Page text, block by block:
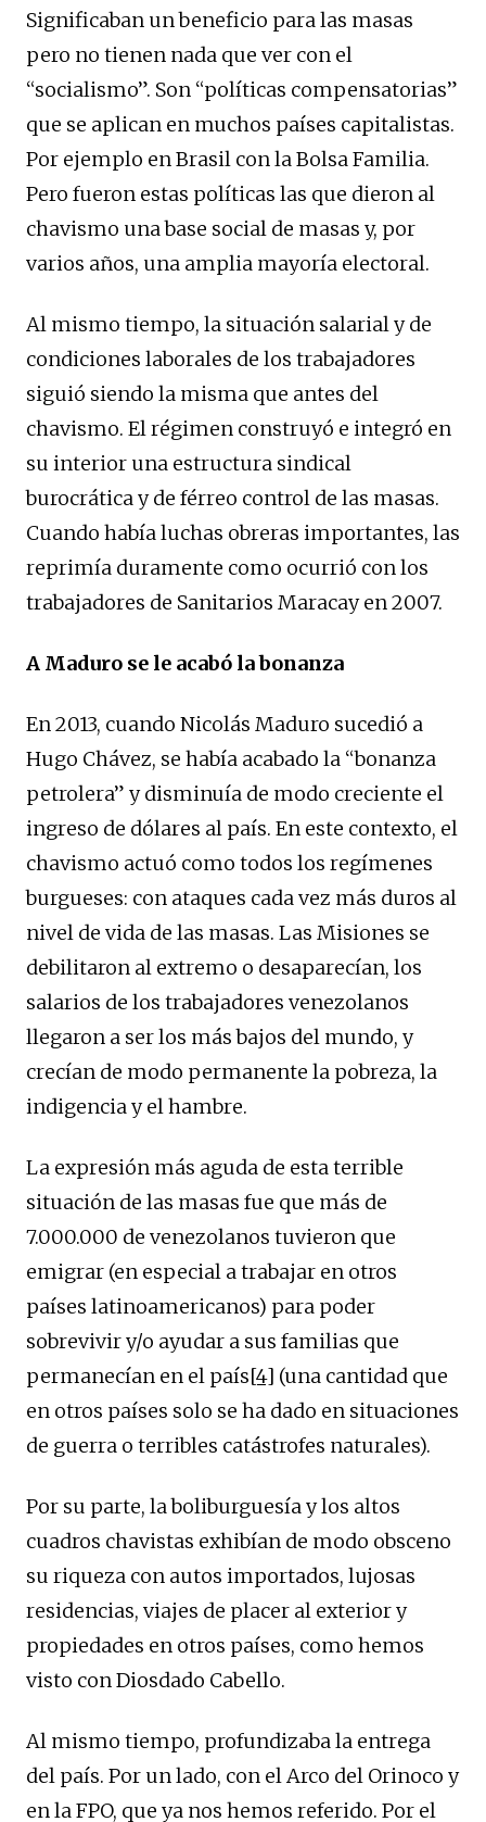
Significaban un beneficio para las masas
pero no tienen nada que ver con el
“socialismo”. Son “políticas compensatorias”
que se aplican en muchos países capitalistas.
Por ejemplo en Brasil con la Bolsa Familia.
Pero fueron estas políticas las que dieron al
chavismo una base social de masas y, por
varios años, una amplia mayoría electoral.
Al mismo tiempo, la situación salarial y de
condiciones laborales de los trabajadores
siguió siendo la misma que antes del
chavismo. El régimen construyó e integró en
su interior una estructura sindical
burocrática y de férreo control de las masas.
Cuando había luchas obreras importantes, las
reprimía duramente como ocurrió con los
trabajadores de Sanitarios Maracay en 2007.
A Maduro se le acabó la bonanza
En 2013, cuando Nicolás Maduro sucedió a
Hugo Chávez, se había acabado la “bonanza
petrolera” y disminuía de modo creciente el
ingreso de dólares al país. En este contexto, el
chavismo actuó como todos los regímenes
burgueses: con ataques cada vez más duros al
nivel de vida de las masas. Las Misiones se
debilitaron al extremo o desaparecían, los
salarios de los trabajadores venezolanos
llegaron a ser los más bajos del mundo, y
crecían de modo permanente la pobreza, la
indigencia y el hambre.
La expresión más aguda de esta terrible
situación de las masas fue que más de
7.000.000 de venezolanos tuvieron que
emigrar (en especial a trabajar en otros
países latinoamericanos) para poder
sobrevivir y/o ayudar a sus familias que
permanecían en el país[4] (una cantidad que
en otros países solo se ha dado en situaciones
de guerra o terribles catástrofes naturales).
Por su parte, la boliburguesía y los altos
cuadros chavistas exhibían de modo obsceno
su riqueza con autos importados, lujosas
residencias, viajes de placer al exterior y
propiedades en otros países, como hemos
visto con Diosdado Cabello.
Al mismo tiempo, profundizaba la entrega
del país. Por un lado, con el Arco del Orinoco y
en la FPO, que ya nos hemos referido. Por el